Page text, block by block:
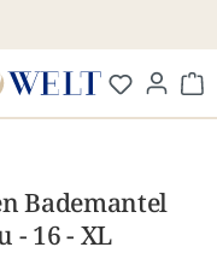
Bademantel
- 16 - XL